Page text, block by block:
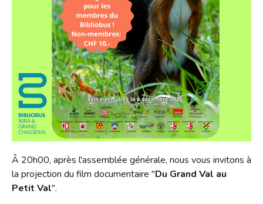
Â 20h00, après l'assemblée générale, nous vous invitons à
la projection du film documentaire "Du Grand Val au
Petit Val".